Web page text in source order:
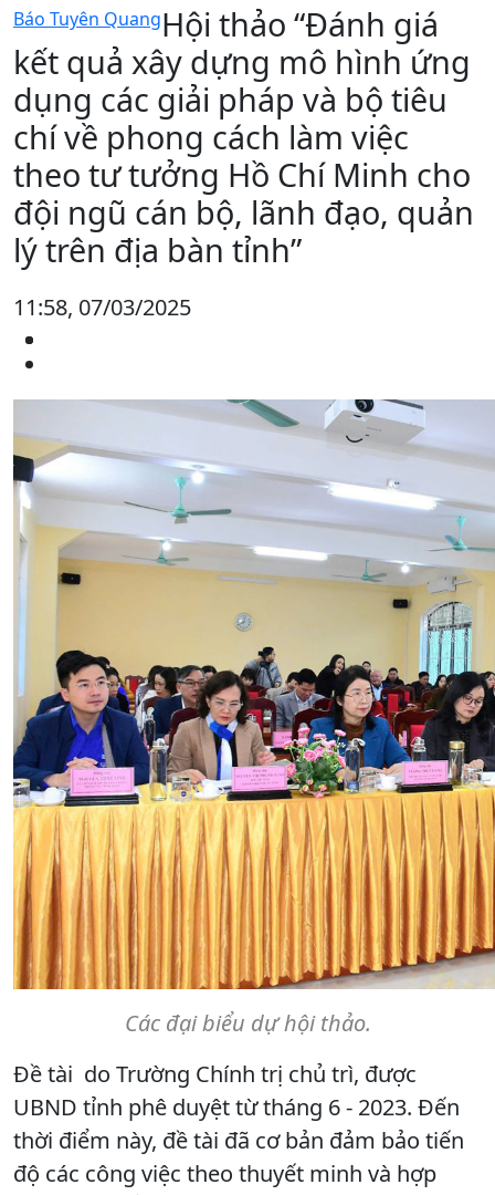
Báo Tuyên QuangHội thảo “Đánh giá
kết quả xây dựng mô hình ứng
dụng các giải pháp và bộ tiêu
chí về phong cách làm việc
theo tư tưởng Hồ Chí Minh cho
đội ngũ cán bộ, lãnh đạo, quản
lý trên địa bàn tỉnh”
11:58, 07/03/2025
Các đại biểu dự hội thảo.
Đề tài do Trường Chính trị chủ trì, được
UBND tỉnh phê duyệt từ tháng 6 - 2023. Đến
thời điểm này, đề tài đã cơ bản đảm bảo tiến
độ các công việc theo thuyết minh và hợp